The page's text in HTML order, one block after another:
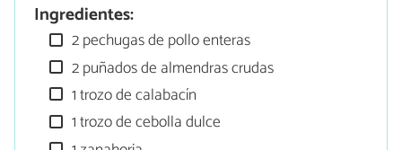
Ingredientes:
2 pechugas de pollo enteras
2 puñados de almendras crudas
1 trozo de calabacín
1 trozo de cebolla dulce